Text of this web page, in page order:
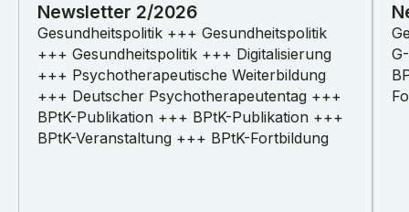
Newsletter 2/2026
Gesundheitspolitik +++ Gesundheitspolitik
+++ Gesundheitspolitik +++ Digitalisierung
+++ Psychotherapeutische Weiterbildung
+++ Deutscher Psychotherapeutentag +++
BPtK-Publikation +++ BPtK-Publikation +++
BPtK-Veranstaltung +++ BPtK-Fortbildung